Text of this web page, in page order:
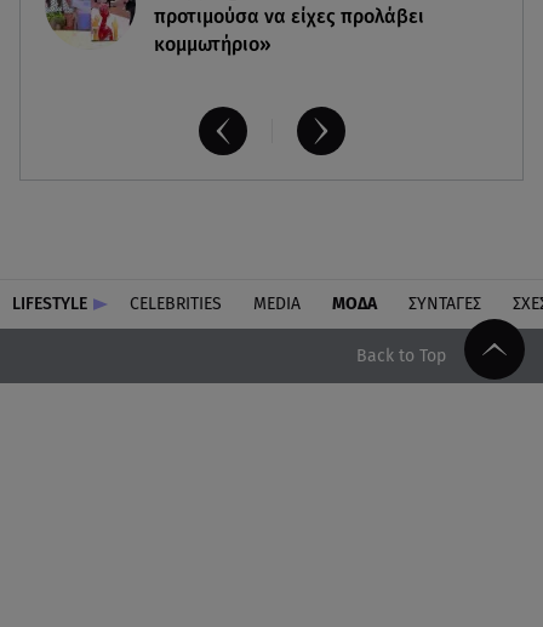
προτιμούσα να είχες προλάβει
κομμωτήριο»
LIFESTYLE CELEBRITIES MEDIA ΜΟΔΑ ΣΥΝΤΑΓΕΣ
Back to Top